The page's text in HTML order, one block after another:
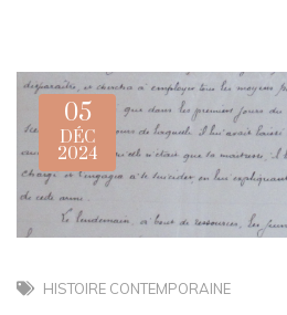
05
DÉC
2024
HISTOIRE CONTEMPORAINE